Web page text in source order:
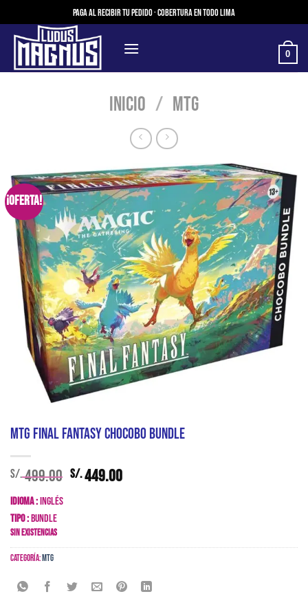
al
contenido
Paga al recibir tu pedido · Cobertura en todo Lima
0
Inicio / MTG
¡Oferta!
MTG Final Fantasy Chocobo Bundle
S/.499.00 El
S/.449.00El
Idioma :Inglés
Tipo :Bundle
Sin existencias
Categoría:MTG